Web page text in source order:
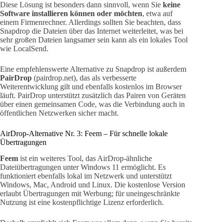
Diese Lösung ist besonders dann sinnvoll, wenn Sie keine
Software installieren können oder möchten, etwa auf
einem Firmenrechner. Allerdings sollten Sie beachten, dass
Snapdrop die Dateien über das Internet weiterleitet, was bei
sehr großen Dateien langsamer sein kann als ein lokales Tool
wie LocalSend.
Eine empfehlenswerte Alternative zu Snapdrop ist außerdem
PairDrop (pairdrop.net), das als verbesserte
Weiterentwicklung gilt und ebenfalls kostenlos im Browser
läuft. PairDrop unterstützt zusätzlich das Pairen von Geräten
über einen gemeinsamen Code, was die Verbindung auch in
öffentlichen Netzwerken sicher macht.
AirDrop-Alternative Nr. 3: Feem – Für schnelle lokale
Übertragungen
Feem ist ein weiteres Tool, das AirDrop-ähnliche
Dateiübertragungen unter Windows 11 ermöglicht. Es
funktioniert ebenfalls lokal im Netzwerk und unterstützt
Windows, Mac, Android und Linux. Die kostenlose Version
erlaubt Übertragungen mit Werbung; für uneingeschränkte
Nutzung ist eine kostenpflichtige Lizenz erforderlich.